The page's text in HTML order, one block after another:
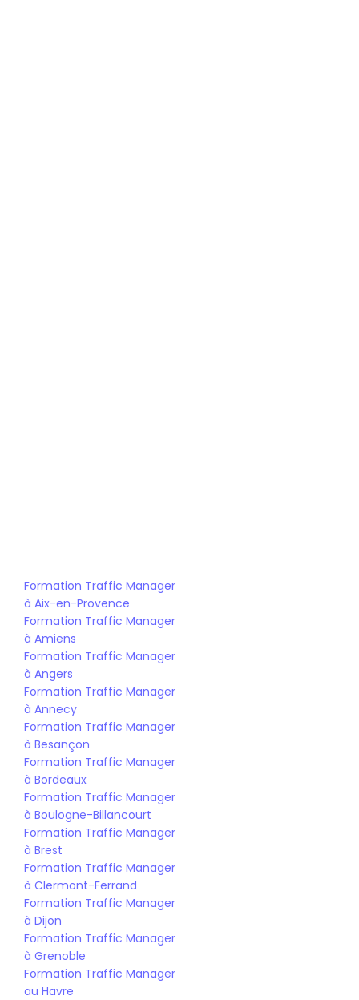
Formation Traffic Manager
à Aix-en-Provence
Formation Traffic Manager
à Amiens
Formation Traffic Manager
à Angers
Formation Traffic Manager
à Annecy
Formation Traffic Manager
à Besançon
Formation Traffic Manager
à Bordeaux
Formation Traffic Manager
à Boulogne-Billancourt
Formation Traffic Manager
à Brest
Formation Traffic Manager
à Clermont-Ferrand
Formation Traffic Manager
à Dijon
Formation Traffic Manager
à Grenoble
Formation Traffic Manager
au Havre